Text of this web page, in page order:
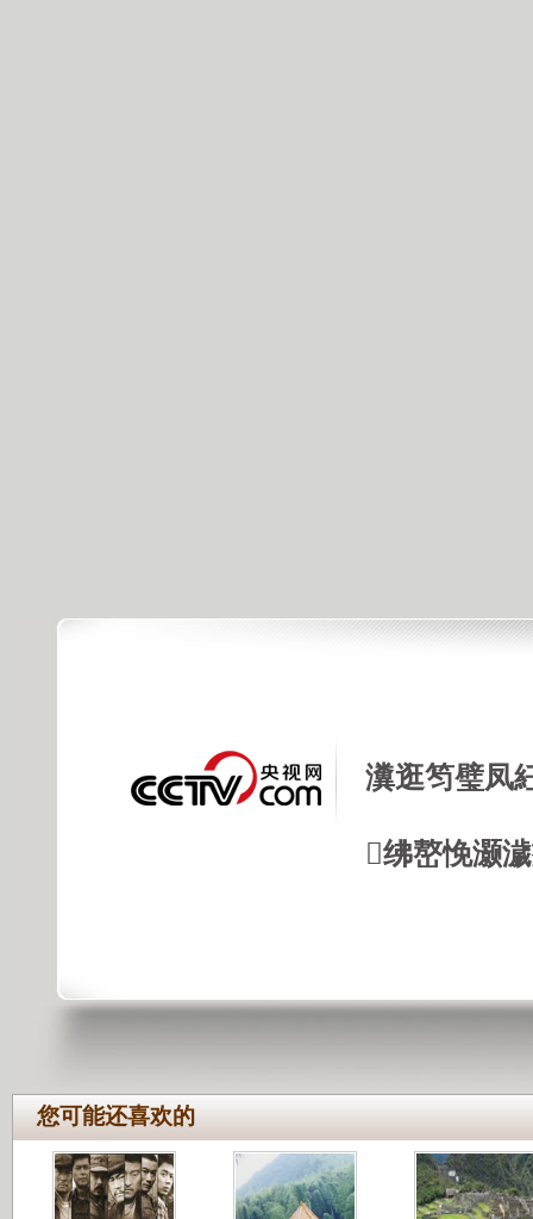
瀵逛笉璧凤
绋嶅悗灏
您可能还喜欢的